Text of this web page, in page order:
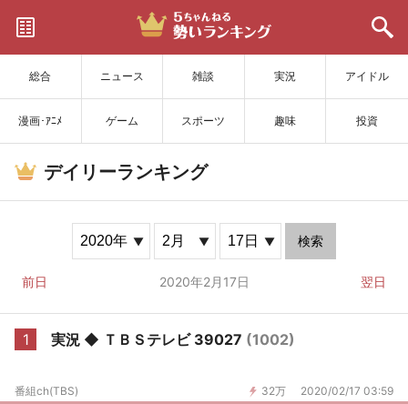
総合 ニュース 雑談 実況 アイドル
漫画･ｱﾆﾒ ゲーム スポーツ 趣味 投資
サイトを更新
デイリーランキング
検索
前日 2020年2月17日 翌日
1 実況 ◆ ＴＢＳテレビ 39027 (1002)
32万 2020/02/17 03:59
番組ch(TBS)